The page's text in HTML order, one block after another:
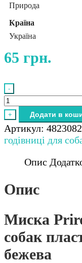
Природа
Країна
Україна
65 грн.
-
Миска
Priroda
Модерн
№4
для
собак
пластикова
л
бежева
кількість
+ Додати в
Артикул:
годівниці для
Опис
Опис
Миска
собак
бежева